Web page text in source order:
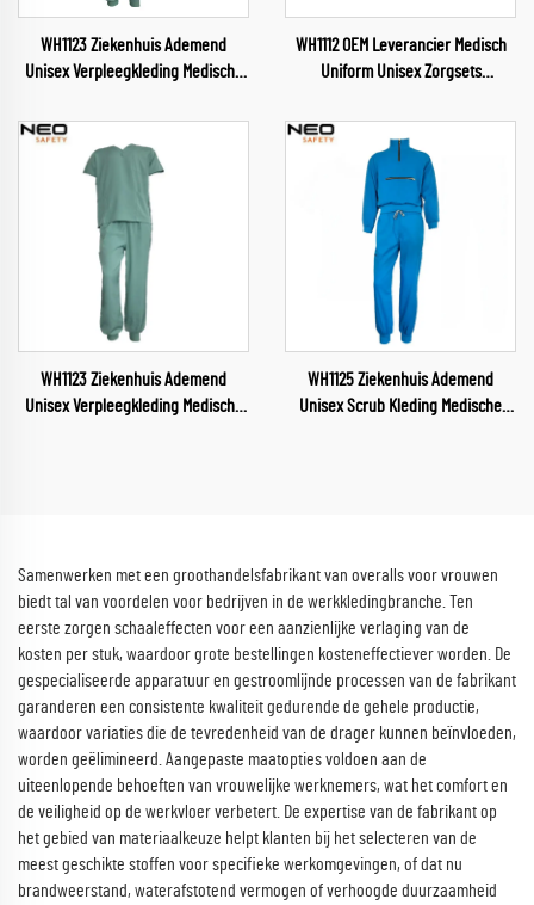
WH1123 Ziekenhuis Ademend
Unisex Verpleegkleding Medische
Verpleegkleding Ziekenhuis
Werkkleding
WH1112 OEM Leverancier Medisch
Uniform Unisex Zorgsets
Vrouwelijke Uniformen Zachte en
Comfortabele Zorgkleding
Groothandel
WH1123 Ziekenhuis Ademend
Unisex Verpleegkleding Medische
WH1125 Ziekenhuis Ademend
Unisex Scrub Kleding Medische
Samenwerken met een groothandelsfabrikant van overalls voor vrouwen
biedt tal van voordelen voor bedrijven in de werkkledingbranche. Ten
eerste zorgen schaaleffecten voor een aanzienlijke verlaging van de
kosten per stuk, waardoor grote bestellingen kosteneffectiever worden. De
gespecialiseerde apparatuur en gestroomlijnde processen van de fabrikant
garanderen een consistente kwaliteit gedurende de gehele productie,
waardoor variaties die de tevredenheid van de drager kunnen beïnvloeden,
worden geëlimineerd. Aangepaste maatopties voldoen aan de
uiteenlopende behoeften van vrouwelijke werknemers, wat het comfort en
de veiligheid op de werkvloer verbetert. De expertise van de fabrikant op
het gebied van materiaalkeuze helpt klanten bij het selecteren van de
meest geschikte stoffen voor specifieke werkomgevingen, of dat nu
brandweerstand, waterafstotend vermogen of verhoogde duurzaamheid